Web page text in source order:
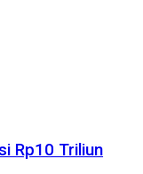
Rp10 Triliun